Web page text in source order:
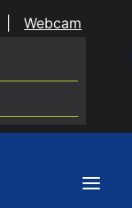
|Webcam